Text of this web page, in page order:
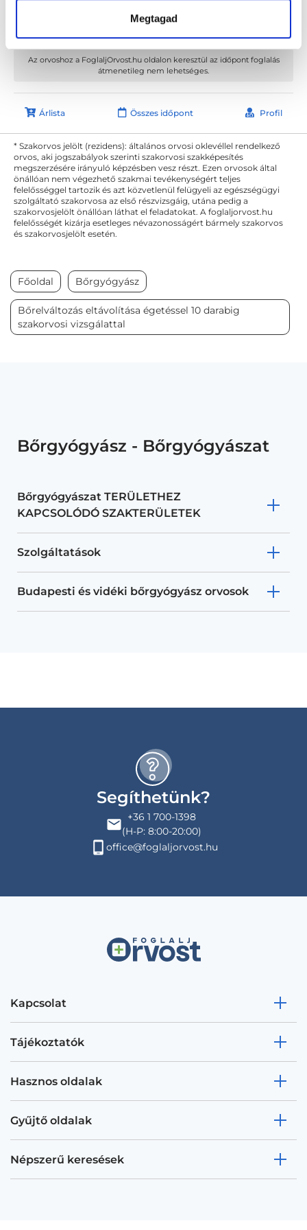
Megtagad
Bethlen Klinika
Az orvoshoz a FoglaljOrvost.hu oldalon keresztül az időpont foglalás
átmenetileg nem lehetséges.
Árlista Összes időpont Profil
* Szakorvos jelölt (rezidens): általános orvosi oklevéllel rendelkező
orvos, aki jogszabályok szerinti szakorvosi szakképesítés
megszerzésére irányuló képzésben vesz részt. Ezen orvosok által
önállóan nem végezhető szakmai tevékenységért teljes
felelősséggel tartozik és azt közvetlenül felügyeli az egészségügyi
szolgáltató szakorvosa az első részvizsgáig, utána pedig a
szakorvosjelölt önállóan láthat el feladatokat. A foglaljorvost.hu
felelősségét kizárja esetleges névazonosságért bármely szakorvos
és szakorvosjelölt esetén.
Főoldal Bőrgyógyász
Bőrelváltozás eltávolítása égetéssel 10 darabig
szakorvosi vizsgálattal
Bőrgyógyász - Bőrgyógyászat
Bőrgyógyászat TERÜLETHEZ
KAPCSOLÓDÓ SZAKTERÜLETEK
Szolgáltatások
Budapesti és vidéki bőrgyógyász orvosok
Segíthetünk?
+36 1 700-1398
(H-P: 8:00-20:00)
office@foglaljorvost.hu
Kapcsolat
Tájékoztatók
Hasznos oldalak
Gyűjtő oldalak
Népszerű keresések